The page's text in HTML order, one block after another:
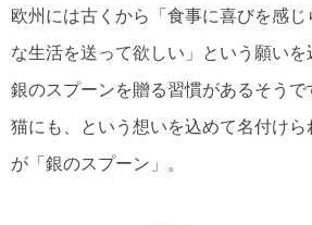
欧州には古くから「食事に喜びを感
な生活を送って欲しい」という願い
銀のスプーンを贈る習慣があるそう
猫にも、という想いを込めて名付けら
が「銀のスプーン」。